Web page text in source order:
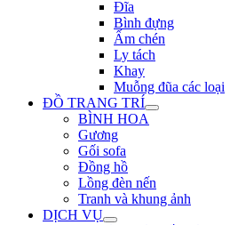
Đĩa
Bình đựng
Ấm chén
Ly tách
Khay
Muỗng đũa các loại
ĐỒ TRANG TRÍ
BÌNH HOA
Gương
Gối sofa
Đồng hồ
Lồng đèn nến
Tranh và khung ảnh
DỊCH VỤ